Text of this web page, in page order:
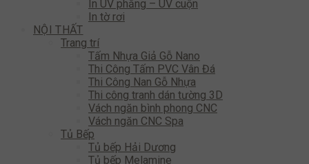
In UV phẳng – UV cuộn
In tờ rơi
NỘI THẤT
Trang trí
Tấm Nhựa Giả Gỗ Nano
Thi Công Tấm PVC Vân Đá
Thi Công Nan Gỗ Nhựa
Thi công tranh dán tường 3D
Vách ngăn bình phong CNC
Vách ngăn CNC Spa
Tủ Bếp
Tủ bếp Hải Dương
Tủ bếp Melamine